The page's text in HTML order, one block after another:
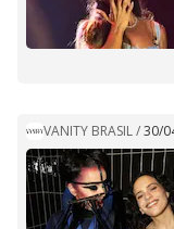
VANITY BRASIL/30/